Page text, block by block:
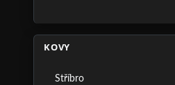
KOVY
Stříbro